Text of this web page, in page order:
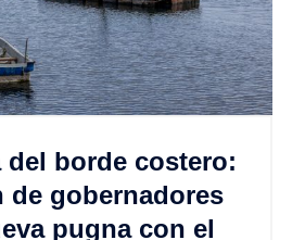
del borde costero:
de gobernadores
pugna con el